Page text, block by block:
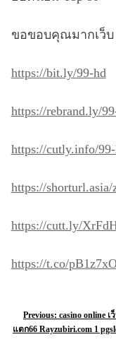
ขอขอบคุณมากเว็บ
https://bit.ly/99-hd
https://rebrand.ly/
https://cutly.info/
https://
https://cutt.ly/
https://t.co/
น
Previous: casino online
แตก66 Rayzubiri.com 1